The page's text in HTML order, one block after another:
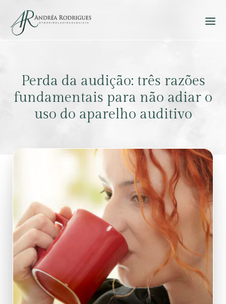
Perda da audição: três razões
fundamentais para não adiar o
uso do aparelho auditivo